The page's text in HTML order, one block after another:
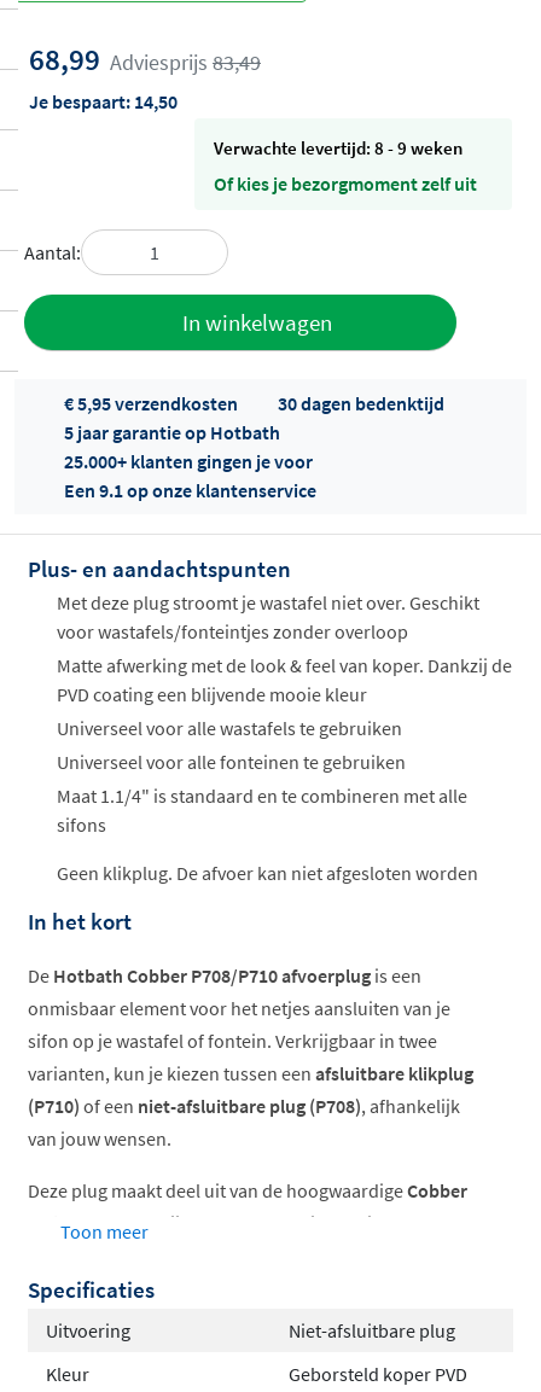
68,99 Adviesprijs 83,49
Je bespaart: 14,50
Verwachte levertijd: 8 - 9 weken
Of kies je bezorgmoment zelf uit
Aantal:
In winkelwagen
Offertes
ophalen...
€ 5,95 verzendkosten
30 dagen bedenktijd
5 jaar garantie op Hotbath
25.000+ klanten gingen je voor
Een 9.1 op onze klantenservice
Plus- en aandachtspunten
Met deze plug stroomt je wastafel niet over. Geschikt
voor wastafels/fonteintjes zonder overloop
Matte afwerking met de look & feel van koper. Dankzij de
PVD coating een blijvende mooie kleur
Universeel voor alle wastafels te gebruiken
Universeel voor alle fonteinen te gebruiken
Maat 1.1/4" is standaard en te combineren met alle
sifons
Geen klikplug. De afvoer kan niet afgesloten worden
In het kort
De Hotbath Cobber P708/P710 afvoerplug is een
onmisbaar element voor het netjes aansluiten van je
sifon op je wastafel of fontein. Verkrijgbaar in twee
varianten, kun je kiezen tussen een afsluitbare klikplug
(P710) of een niet-afsluitbare plug (P708), afhankelijk
van jouw wensen.
Deze plug maakt deel uit van de hoogwaardigeCobber
serie, waardoor hij perfect te combineren is met andere
in je badkamer.
Met een ruime keuze aan kleuren, stem je de afvoerplug
eenvoudig af op jouw persoonlijke stijl en
Toon meer
Specificaties
Uitvoering
Niet-afsluitbare plug
Kleur
Geborsteld koper PVD